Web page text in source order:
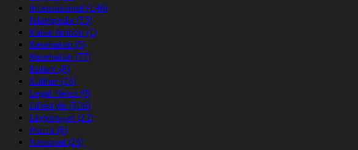
Internasional (146)
Islampedia (33)
Kabar Ambon (1)
Kesehatan (5)
Kesehatan (77)
Kolom (8)
Kuliner (26)
Legal News (9)
Lifestyle (306)
Lingkungan (22)
Matra (8)
Nasional (26)